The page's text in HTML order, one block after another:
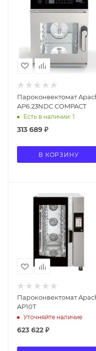
Пароконвектомат
AP6.23NDC COMPACT
Есть в наличии: 1
313 689 ₽
В КОРЗИНУ
Пароконвектомат
AP10T
Уточняйте наличие
623 622 ₽